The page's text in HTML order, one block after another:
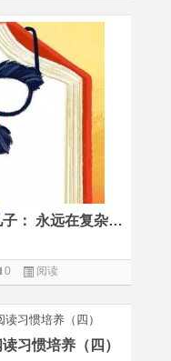
“幽默教养法”让他搞定三个儿子： 永远在复杂的世界里笑出声来
0 阅读
习惯培养（四）